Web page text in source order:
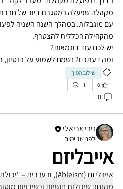
מהקהילה הכללית להצטרף.
יש לכם עוד דוגמאות?
ומה דעתכם? נשמח לשמוע על הנסיון,
שילוב הפוך
0
0
ניבי אריאלי
לפני 16 ימים
אייבליזם
"שילוב" הוא מושג רחב ומרתק, הנתון
למידע נוסף
חברים